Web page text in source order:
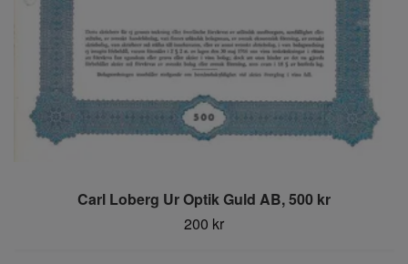
Carl Loberg Ur Optik Guld AB, 500 kr
200 kr